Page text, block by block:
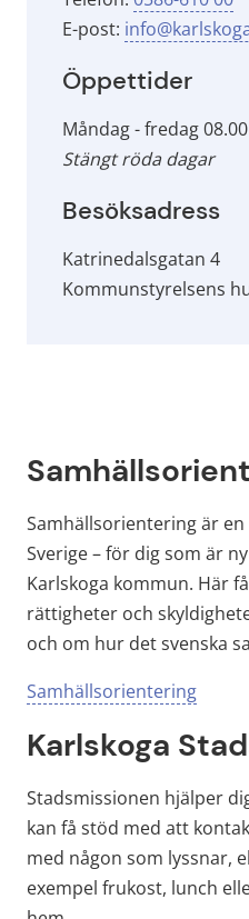
E-post:
Öppettider
Måndag - fredag
Stängt röda dagar
Besöksadress
Katrinedalsgatan 4
Kommunstyrelsens
Samhällsorientering är
Sverige – för dig som är
Karlskoga kommun. Här
rättigheter och
och om hur det svenska
Samhällsorientering
Karlskoga
Stadsmissionen hjälper
kan få stöd med att
med någon som lyssnar,
exempel frukost, lunch